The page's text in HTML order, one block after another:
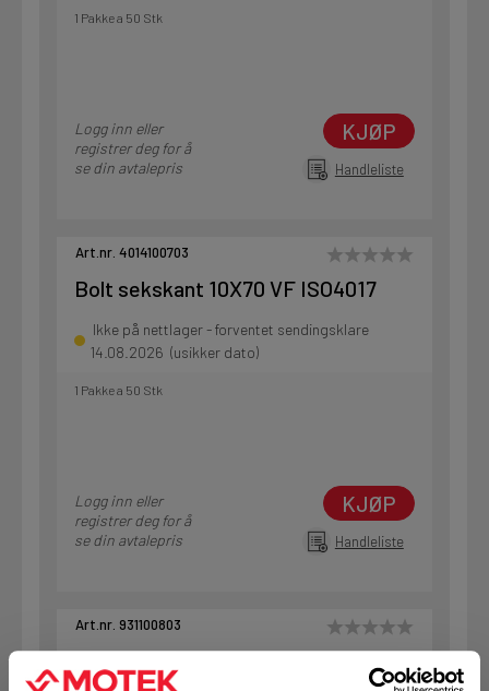
1 Pakke a 50 Stk
Logg inn eller
registrer deg for å
se din avtalepris
KJØP
Handleliste
Art.nr. 4014100703
Bolt sekskant 10X70 VF ISO4017
Ikke på nettlager - forventet sendingsklare
14.08.2026 (usikker dato)
1 Pakke a 50 Stk
Logg inn eller
registrer deg for å
se din avtalepris
KJØP
Handleliste
Art.nr. 931100803
Bolt sekskant 10x 80 VF DIN931